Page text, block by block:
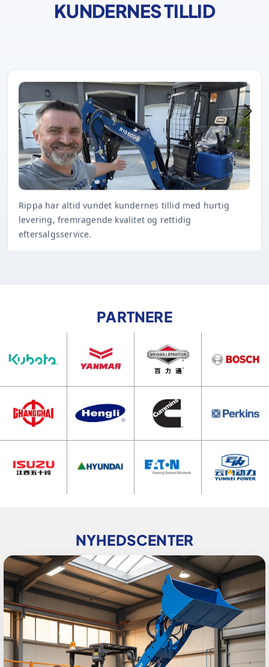
KUNDERNES TILLID
Rippa har altid vundet kundernes tillid med hurtig
levering, fremragende kvalitet og rettidig
eftersalgsservice.
PARTNERE
NYHEDSCENTER